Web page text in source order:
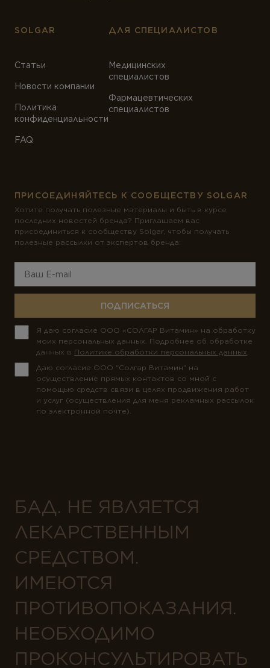
SOLGAR
Статьи
Новости компании
Политика
конфиденциальности
FAQ
ДЛЯ СПЕЦИАЛИСТОВ
Медицинских
специалистов
Фармацевтических
специалистов
ПРИСОЕДИНЯЙТЕСЬ К СООБЩЕСТВУ SOLGAR
Хотите получать полезные материалы и быть в курсе
последних новостей бренда? Приглашаем вас
присоединиться к сообществу Solgar, чтобы получать
полезные рассылки от экспертов бренда:
ПОДПИСАТЬСЯ
Я даю согласие ООО «СОЛГАР Витамин» на обработку
моих персональных данных. Подробнее об обработке
данных в Политике обработки персональных данных.
Даю согласие ООО "Солгар Витамин" на
осуществление прямых контактов со мной с
помощью средств связи в целях продвижения работ
и услуг (осуществления для меня рекламных рассылок
по электронной почте).
БАД. НЕ ЯВЛЯЕТСЯ
ЛЕКАРСТВЕННЫМ
СРЕДСТВОМ.
ИМЕЮТСЯ
ПРОТИВОПОКАЗАНИЯ.
НЕОБХОДИМО
ПРОКОНСУЛЬТИРОВАТЬ